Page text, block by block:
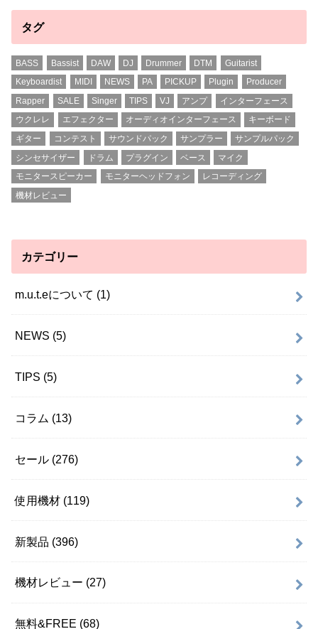
タグ
BASS Bassist DAW DJ Drummer DTM
Guitarist
Keyboardist
MIDI NEWS PA PICKUP Plugin
Producer
Rapper
SALE Singer TIPS VJ アンプ
インターフェース
ウクレレ
エフェクター オーディオインターフェース
キーボード
ギター
コンテスト サウンドパック サンプラー
サンプルパック
シンセサイザー
ドラム プラグイン ベース
マイク
モニタースピーカー
モニターヘッドフォン
レコーディング
機材レビュー
カテゴリー
m.u.t.eについて (1)
NEWS (5)
TIPS (5)
コラム (13)
セール (276)
使用機材 (119)
新製品 (396)
機材レビュー (27)
無料&FREE (68)